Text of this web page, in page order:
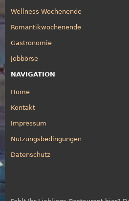
Wellness Wochenende
Romantikwochenende
Gastronomie
Jobbörse
NAVIGATION
Home
Kontakt
Impressum
Nutzungsbedingungen
Datenschutz